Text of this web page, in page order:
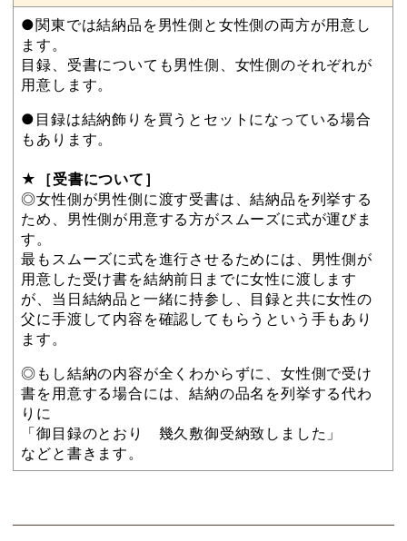
●関東では結納品を男性側と女性側の両方が用意し
ます。
目録、受書についても男性側、女性側のそれぞれが
用意します。
●目録は結納飾りを買うとセットになっている場合
もあります。
★［受書について］
◎女性側が男性側に渡す受書は、結納品を列挙する
ため、男性側が用意する方がスムーズに式が運びま
す。
最もスムーズに式を進行させるためには、男性側が
用意した受け書を結納前日までに女性に渡します
が、当日結納品と一緒に持参し、目録と共に女性の
父に手渡して内容を確認してもらうという手もあり
ます。
◎もし結納の内容が全くわからずに、女性側で受け
書を用意する場合には、結納の品名を列挙する代わ
りに
「御目録のとおり 幾久敷御受納致しました」
などと書きます。